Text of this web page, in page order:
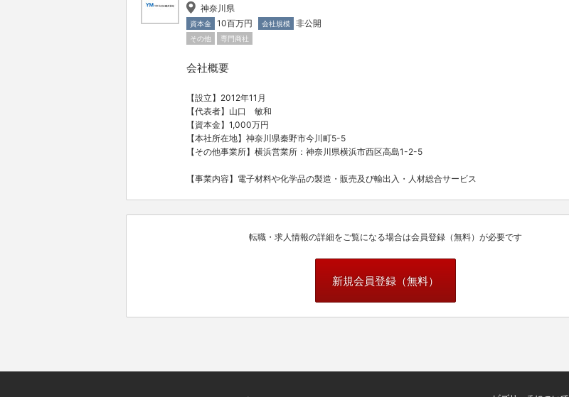
神奈川県
資本金 10百万円 会社規模 非公開
その他 専門商社
会社概要
【設立】2012年11月
【代表者】山口 敏和
【資本金】1,000万円
【本社所在地】神奈川県秦野市今川町5-5
【その他事業所】横浜営業所：神奈川県横浜市西区高島1-2-5
【事業内容】電子材料や化学品の製造・販売及び輸出入・人材総合サービス
転職・求人情報の詳細をご覧になる場合は会員登録（無料）が必要です
新規会員登録（無料）